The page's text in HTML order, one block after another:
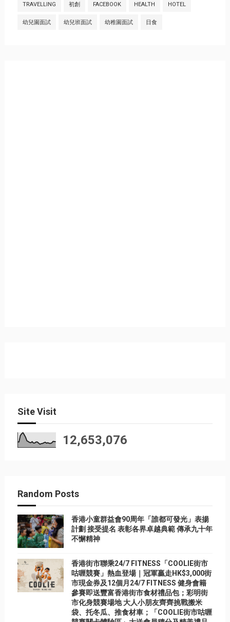
TRAVELLING 初創 FACEBOOK HEALTH HOTEL
幼兒園面試 幼兒班面試 幼稚園面試 日食
Site Visit
12,653,076
Random Posts
香港小童群益會90周年「誰都可發光」表揚
計劃 接受提名 表彰各界卓越典範 傳承九十年
不懈精神
香港街市聯乘24/7 FITNESS「COOLIE街市
咕喱競賽」熱血登場｜冠軍贏走HK$3,000街
市現金券及12個月24/7 FITNESS 健身會籍
參賽即送豐富香港街市食材禮品包；彩明街
市化身競賽場地 大人小朋友齊齊挑戰搬米
袋、托冬瓜、推食材車；「COOLIE街市咕喱